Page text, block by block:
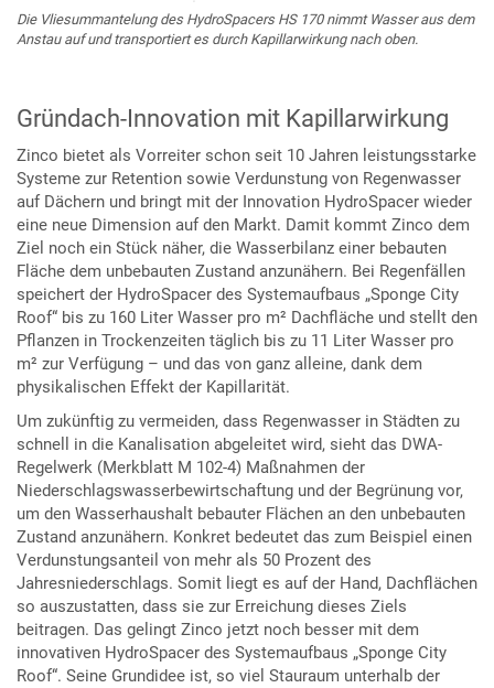
Die Vliesummantelung des HydroSpacers HS 170 nimmt Wasser aus dem
Anstau auf und transportiert es durch Kapillarwirkung nach oben.
Gründach-Innovation mit Kapillarwirkung
Zinco bietet als Vorreiter schon seit 10 Jahren leistungsstarke
Systeme zur Retention sowie Verdunstung von Regenwasser
auf Dächern und bringt mit der Innovation HydroSpacer wieder
eine neue Dimension auf den Markt. Damit kommt Zinco dem
Ziel noch ein Stück näher, die Wasserbilanz einer bebauten
Fläche dem unbebauten Zustand anzunähern. Bei Regenfällen
speichert der HydroSpacer des Systemaufbaus „Sponge City
Roof“ bis zu 160 Liter Wasser pro m² Dachfläche und stellt den
Pflanzen in Trockenzeiten täglich bis zu 11 Liter Wasser pro
m² zur Verfügung – und das von ganz alleine, dank dem
physikalischen Effekt der Kapillarität.
Um zukünftig zu vermeiden, dass Regenwasser in Städten zu
schnell in die Kanalisation abgeleitet wird, sieht das DWA-
Regelwerk (Merkblatt M 102-4) Maßnahmen der
Niederschlagswasserbewirtschaftung und der Begrünung vor,
um den Wasserhaushalt bebauter Flächen an den unbebauten
Zustand anzunähern. Konkret bedeutet das zum Beispiel einen
Verdunstungsanteil von mehr als 50 Prozent des
Jahresniederschlags. Somit liegt es auf der Hand, Dachflächen
so auszustatten, dass sie zur Erreichung dieses Ziels
beitragen. Das gelingt Zinco jetzt noch besser mit dem
innovativen HydroSpacer des Systemaufbaus „Sponge City
Roof“. Seine Grundidee ist, so viel Stauraum unterhalb der